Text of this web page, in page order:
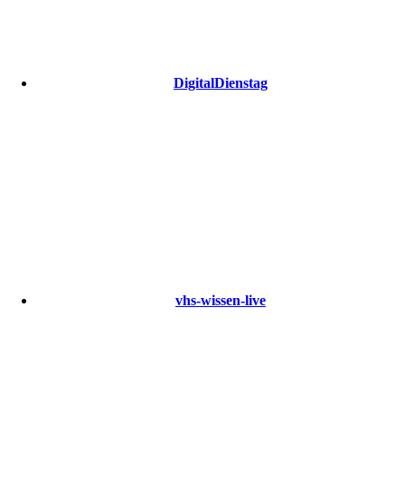
DigitalDienstag
vhs-wissen-live